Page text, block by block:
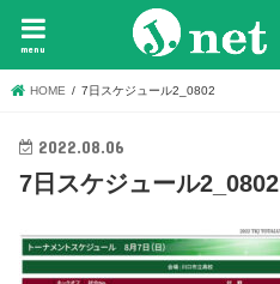
menu
HOME 7日スケジュール2_0802
2022.08.06
7日スケジュール2_0802